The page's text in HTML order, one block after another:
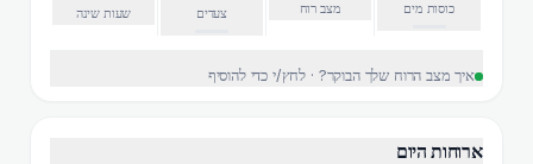
כוסות מים מצב רוח צעדים שעות שינה
איך מצב הרוח שלך הבוקר? · לחץ/י כדי להוסיף
ארוחות היום